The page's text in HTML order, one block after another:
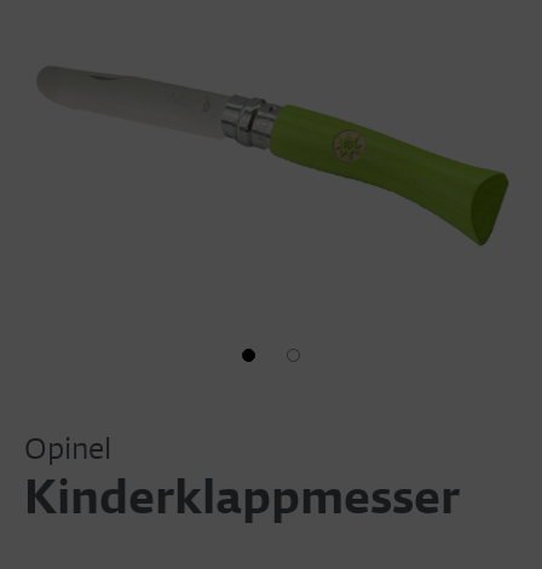
Opinel
Kinderklappmesser